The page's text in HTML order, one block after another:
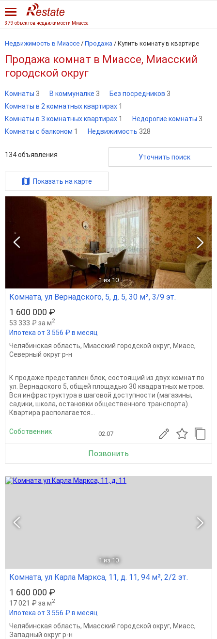
379 объектов недвижимости Миасса
Недвижимость в Миассе / Продажа / Купить комнату в квартире
Продажа комнат в Миассе, Миасский
городской округ
Комнаты 3 В коммуналке 3 Без посредников 3
Комнаты в 2 комнатных квартирах 1
Комнаты в 3 комнатных квартирах 1 Недорогие комнаты 3
Комнаты с балконом 1 Недвижимость 328
134объявления Уточнить поиск
Показать на карте
1 из 10
Комната, ул Вернадского, 5, д. 5, 30 м², 3/9 эт.
1 600 000 ₽
53 333 ₽ за м2
Ипотека от 3 556 ₽ в месяц
Челябинская область, Миасский городской округ, Миасс,
Северный округ р-н
К продаже представлен блок, состоящий из двух комнат по
ул. Вернадского 5, общей площадью 30 квадратных метров.
Вся инфраструктура в шаговой доступности (магазины,
садики, школа, остановки общественного транспорта).
Квартира располагается...
Собственник 02.07
Позвонить
1 из 10
Комната, ул Карла Маркса, 11, д. 11, 94 м², 2/2 эт.
1 600 000 ₽
17 021 ₽ за м2
Ипотека от 3 556 ₽ в месяц
Челябинская область, Миасский городской округ, Миасс,
Западный округ р-н